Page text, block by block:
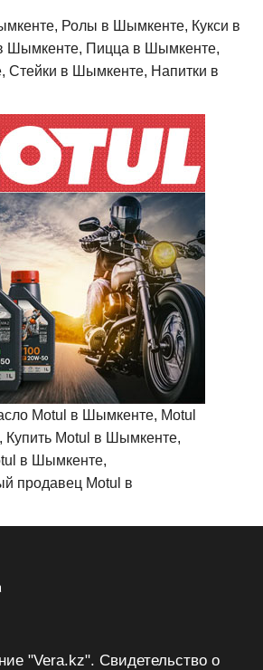
Ролы в Шымкенте, Кукси в
Шымкенте, Пицца в Шымкенте,
Стейки в Шымкенте, Напитки в
Motul в Шымкенте, Motul
Motul в Шымкенте,
в Шымкенте,
продавец Motul в
"Vera.kz". Свидетельство о